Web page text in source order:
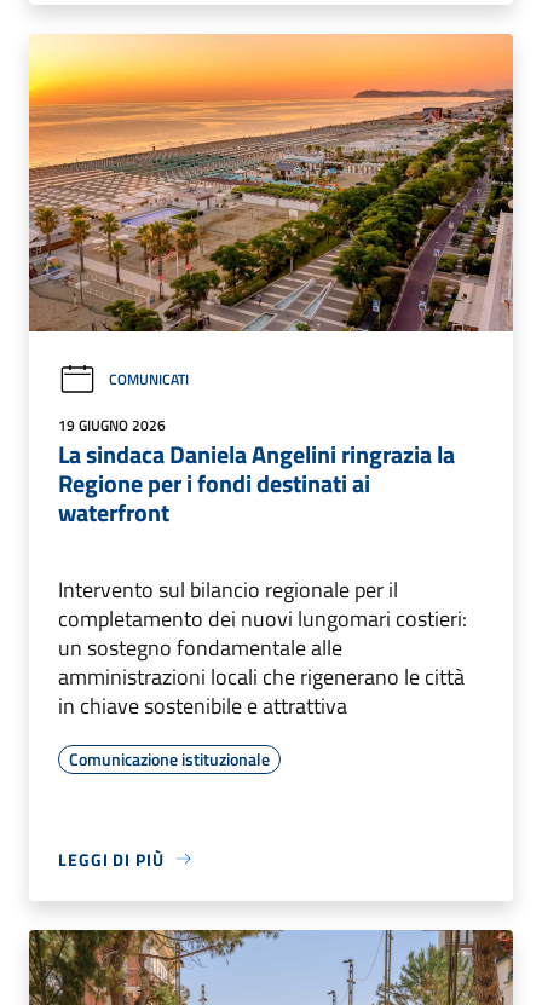
COMUNICATI
19 GIUGNO 2026
La sindaca Daniela Angelini ringrazia la
Regione per i fondi destinati ai
waterfront
Intervento sul bilancio regionale per il
completamento dei nuovi lungomari costieri:
un sostegno fondamentale alle
amministrazioni locali che rigenerano le città
in chiave sostenibile e attrattiva
Comunicazione istituzionale
LEGGI DI PIÙ